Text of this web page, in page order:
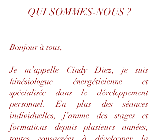
QUI SOMMES-NOUS ?
Bonjour à tous,
Je m’appelle Cindy Diez, je suis
kinésiologue énergéticienne et
spécialisée dans le développement
personnel. En plus des séances
individuelles, j’anime des stages et
formations depuis plusieurs années,